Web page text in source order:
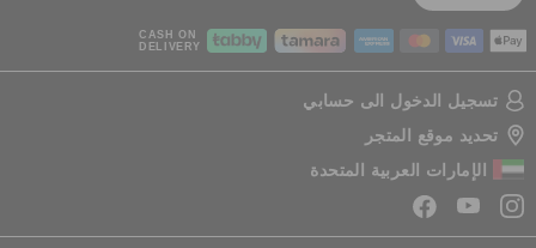
CASH ON
DELIVERY
تسجيل الدخول الى حسابي
تحديد موقع المتجر
الإمارات العربية المتحدة